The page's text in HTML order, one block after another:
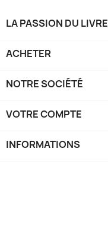
LA PASSION DU LIVRE
ACHETER
NOTRE SOCIÉTÉ
VOTRE COMPTE
INFORMATIONS